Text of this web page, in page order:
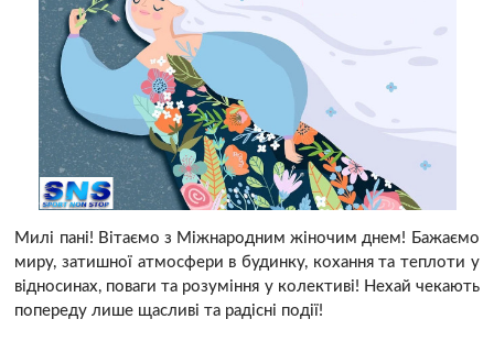
Милі пані! Вітаємо з Міжнародним жіночим днем! Бажаємо
миру, затишної атмосфери в будинку, кохання та теплоти у
відносинах, поваги та розуміння у колективі! Нехай чекають
попереду лише щасливі та радісні події!